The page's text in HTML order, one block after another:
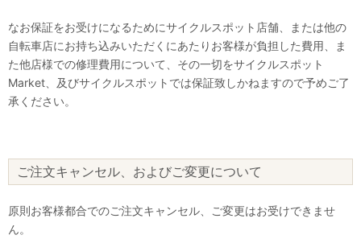
なお保証をお受けになるためにサイクルスポット店舗、または他の
自転車店にお持ち込みいただくにあたりお客様が負担した費用、ま
た他店様での修理費用について、その一切をサイクルスポット
Market、及びサイクルスポットでは保証致しかねますので予めご了
承ください。
ご注文キャンセル、およびご変更について
原則お客様都合でのご注文キャンセル、ご変更はお受けできませ
ん。